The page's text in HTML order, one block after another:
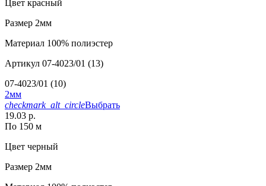
Цвет красный
Размер 2мм
Материал 100% полиэстер
Артикул 07-4023/01 (13)
07-4023/01 (10)
2мм
checkmark_alt_circleВыбрать
19.03 р.
По 150 м
Цвет черный
Размер 2мм